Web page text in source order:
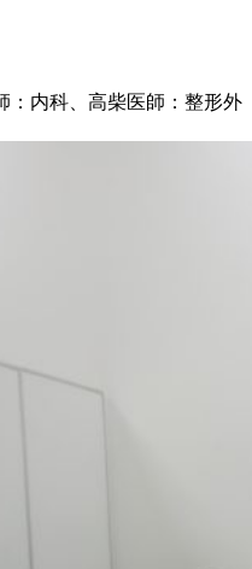
：内科、高柴医師：整形外